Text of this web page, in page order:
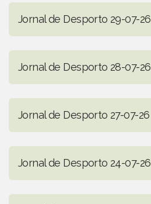
Jornal de Desporto 29-07-26
Jornal de Desporto 28-07-26
Jornal de Desporto 27-07-26
Jornal de Desporto 24-07-26